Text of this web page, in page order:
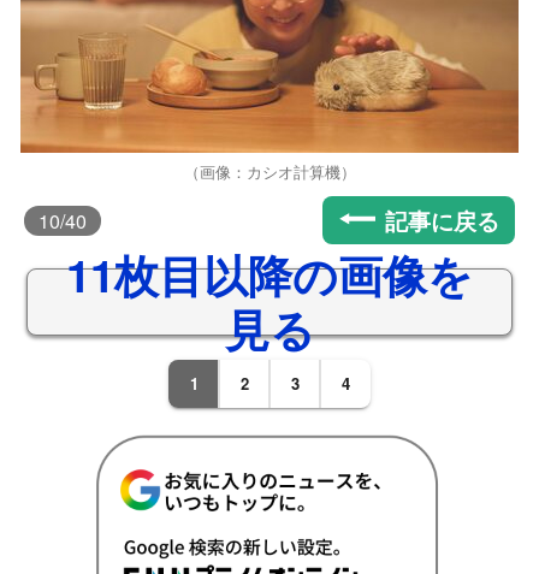
（画像：カシオ計算機）
10/40 記事に戻る
11枚目以降の画像を
見る
1 2 3 4